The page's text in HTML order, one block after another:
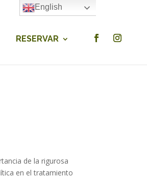
RESERVAR
de la rigurosa
en el tratamiento
English